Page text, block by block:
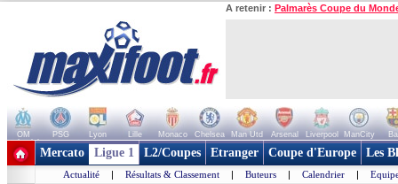
A retenir : Palmarès Coupe du
OM PSG Lyon Lille Monaco Chelsea Man Utd Arsenal Liverpool ManCity
+ de clubs
Mercato Ligue 1 L2/Coupes Etranger Coupe d'Europe Les
Actualité | Résultats & Classement | Buteurs | Calendrier |